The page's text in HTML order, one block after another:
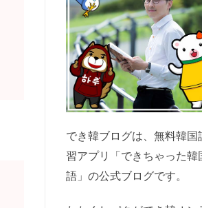
でき韓ブログは、無料韓国
習アプリ「できちゃった韓
語」の公式ブログです。